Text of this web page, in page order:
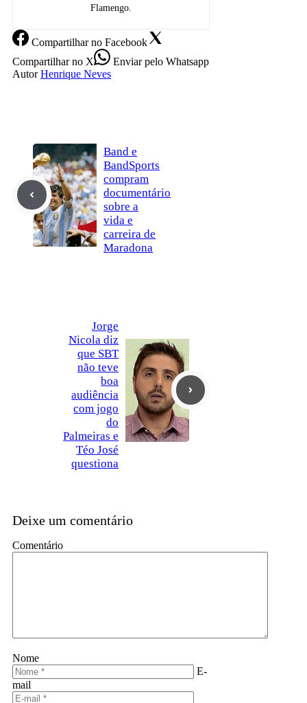
Flamengo.
Compartilharno Facebook
Compartilharno X Enviarpelo Whatsapp
Autor Henrique Neves
Band e
BandSports
compram
documentário
sobre a
vida e
carreira de
Maradona
Jorge
Nicola diz
que SBT
não teve
boa
audiência
com jogo
do
Palmeiras e
Téo José
questiona
Deixe um comentário
Comentário
Nome
E-
mail